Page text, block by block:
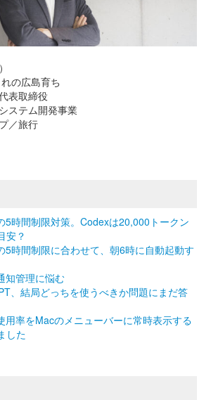
の広島育ち
表取締役
ステム開発事業
／旅行
5時間制限対策。Codexは20,000トークン
安？
5時間制限に合わせて、朝6時に自動起動す
知管理に悩む
、結局どっちを使うべきか問題にまだ答
用率をMacのメニューバーに常時表示する
した